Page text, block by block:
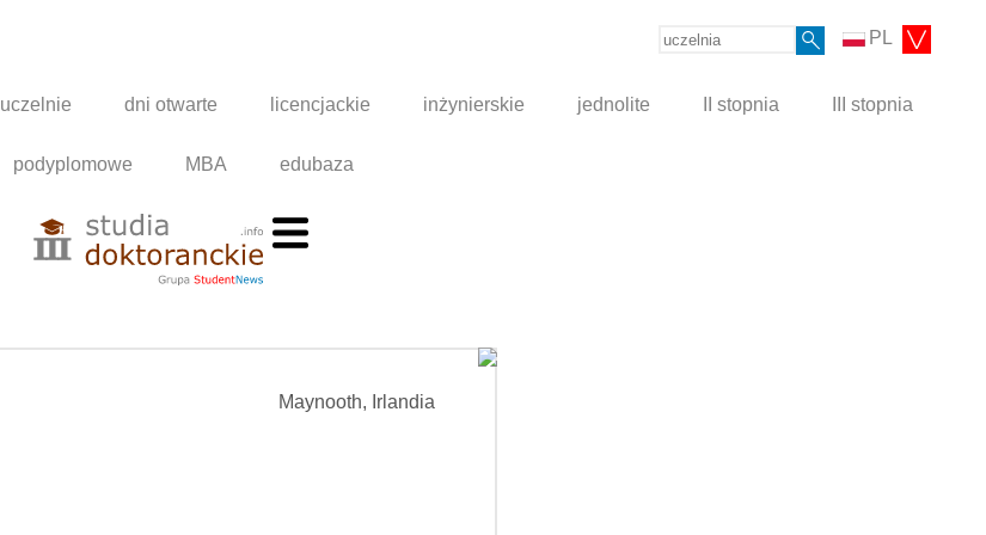
PL
uczelnie dni otwarte licencjackie inżynierskie jednolite II stopnia III stopnia
podyplomowe MBA edubaza
Maynooth, Irlandia